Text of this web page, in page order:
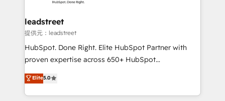
and technology for predictable, scalable revenue
growth. Our expertise spans RevOps, CRM and data
architecture, AI enablement, and strategic marketing,
delivered through our proprietary FLAIR framework
Partner and ISO 27001:2022 certified consultancy,
we blend strategy, creativity, and technology to help
leadstreet
提供元：leadstreet
HubSpot. Done Right. Elite HubSpot Partner with
proven expertise across 650+ HubSpot
implementations. With 12+ years of HubSpot
experience, we help you use the HubSpot platform
to its fullest capacity, improve your current HubSpot
Elite5.0